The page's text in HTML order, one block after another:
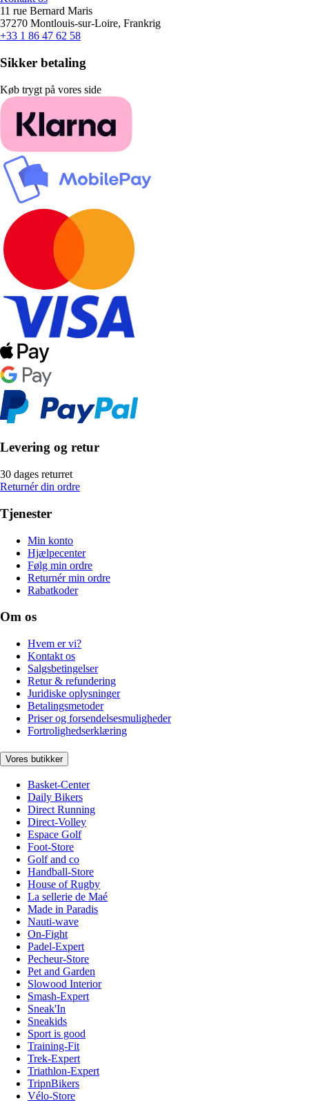
11 rue Bernard Maris
37270 Montlouis-sur-Loire, Frankrig
+33 1 86 47 62 58
Sikker betaling
Køb trygt på vores side
Levering og retur
30 dages returret
Returnér din ordre
Tjenester
Min konto
Hjælpecenter
Følg min ordre
Returnér min ordre
Rabatkoder
Om os
Hvem er vi?
Kontakt os
Salgsbetingelser
Retur & refundering
Juridiske oplysninger
Betalingsmetoder
Priser og forsendelsesmuligheder
Fortrolighedserklæring
Vores butikker
Basket-Center
Daily Bikers
Direct Running
Direct-Volley
Espace Golf
Foot-Store
Golf and co
Handball-Store
House of Rugby
La sellerie de Maé
Made in Paradis
Nauti-wave
On-Fight
Padel-Expert
Pecheur-Store
Pet and Garden
Slowood Interior
Smash-Expert
Sneak'In
Sneakids
Sport is good
Training-Fit
Trek-Expert
Triathlon-Expert
TripnBikers
Vélo-Store